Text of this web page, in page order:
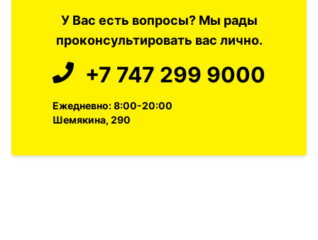
У Вас есть вопросы? Мы рады
проконсультировать вас лично.
+7 747 299 9000
Ежедневно: 8:00-20:00
Шемякина, 290